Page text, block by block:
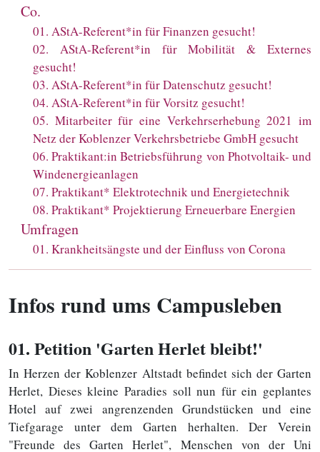
Co.
01. AStA-Referent*in für Finanzen gesucht!
02. AStA-Referent*in für Mobilität & Externes
gesucht!
03. AStA-Referent*in für Datenschutz gesucht!
04. AStA-Referent*in für Vorsitz gesucht!
05. Mitarbeiter für eine Verkehrserhebung 2021 im
Netz der Koblenzer Verkehrsbetriebe GmbH gesucht
06.Praktikant:in Betriebsführung von Photvoltaik- und
Windenergieanlagen
07. Praktikant* Elektrotechnik und Energietechnik
08. Praktikant* Projektierung Erneuerbare Energien
Umfragen
01. Krankheitsängste und der Einfluss von Corona
Infos rund ums Campusleben
01. Petition 'Garten Herlet bleibt!'
In Herzen der Koblenzer Altstadt befindet sich der Garten
Herlet, Dieses kleine Paradies soll nun für ein geplantes
Hotel auf zwei angrenzenden Grundstücken und eine
Tiefgarage unter dem Garten herhalten. Der Verein
"Freunde des Garten Herlet", Menschen von der Uni